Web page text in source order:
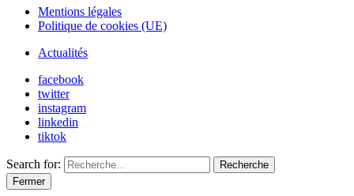
Mentions légales
Politique de cookies (UE)
Actualités
facebook
twitter
instagram
linkedin
tiktok
Search for:
Recherche
Fermer